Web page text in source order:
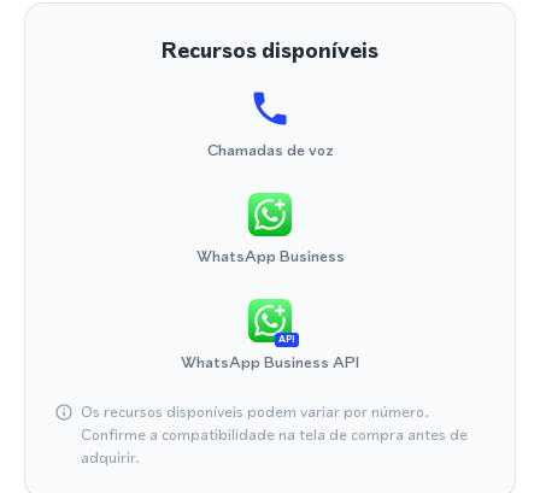
Recursos disponíveis
Chamadas de voz
WhatsApp Business
API
WhatsApp Business API
Os recursos disponíveis podem variar por número.
Confirme a compatibilidade na tela de compra antes de
adquirir.